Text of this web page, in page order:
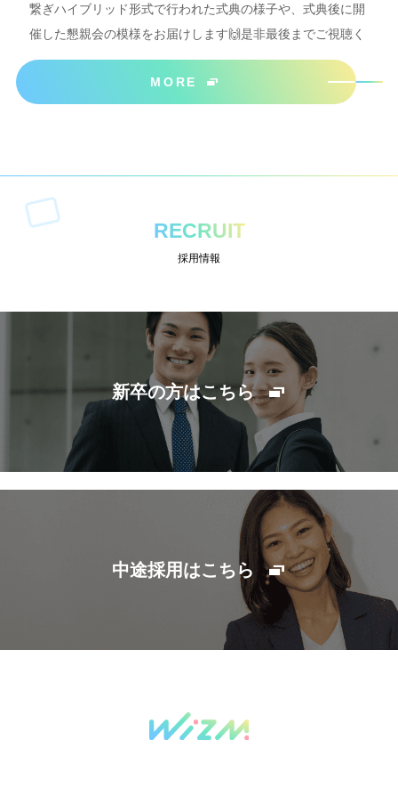
繋ぎハイブリッド形式で行われた式典の様子や、式典後に開
催した懇親会の模様をお届けします🙌是非最後までご視聴く
ださいね＾＾
MORE
RECRUIT
採用情報
新卒の方はこちら
中途採用はこちら